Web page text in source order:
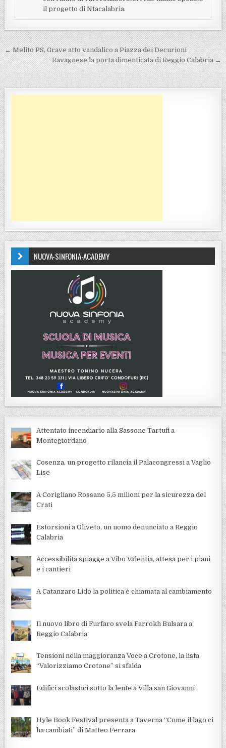
il progetto di Ntacalabria.
Navigazione articoli
← Melito PS, Grave atto vandalico a Piazza dei Decurioni
Ravagnese la porta dimenticata di Reggio Calabria →
NUOVA-SINFONIA-ACADEMY
Attentato incendiario alla Sassone Tartufi a
Montegiordano
Cosenza, un progetto rilancia il Palacongressi a Vaglio
Lise
A Corigliano Rossano 5,5 milioni per la sicurezza del
Crati
Estorsioni a Oliveto, un uomo denunciato a Reggio
Calabria
Accessibilità spiagge a Vibo Valentia, attesa per i piani
e i cantieri
A Catanzaro Lido la politica è chiamata al cambiamento
Il nuovo libro di Furfaro svela Farrokh Bulsara a
Reggio Calabria
Tensioni nella maggioranza Voce a Crotone, la lista
“Valorizziamo Crotone” si sfalda
Edifici scolastici sotto la lente a Villa san Giovanni
Hyle Book Festival presenta a Taverna “Come il lago ci
ha cambiati” di Matteo Ferrara